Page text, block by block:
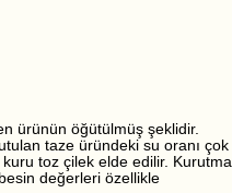
ürünün öğütülmüş şeklidir.
taze üründeki su oranı çok
toz çilek elde edilir. Kurutma
değerleri özellikle